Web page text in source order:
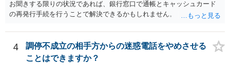
決裂した、など)や亡くなった方・あかささん・お姉さん間の事情やい
きさつなどが書かれていると思うので、あかささんから見てそれは違
分けるかを決めるについてあかささんが重要だと考える事情があれば
(例えば、○○のときにお姉さんは亡くなった方からお金を援助してもら
お聞きする限りの状況であれば、銀行窓口で通帳とキャッシュカード
の再発行手続を行うことで解決できるかもしれません。
4
調停不成立の相手方からの迷惑電話をやめさせる
ことはできますか？